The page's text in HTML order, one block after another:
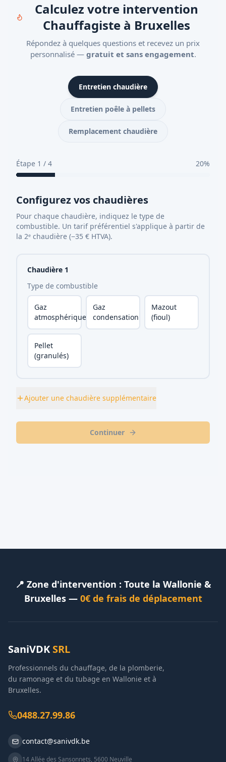
Calculez votre intervention
Chauffagiste à Bruxelles
Répondez à quelques questions et recevez un prix
personnalisé — gratuit et sans engagement.
Entretien chaudière
Entretien poêle à pellets
Remplacement chaudière
Étape 1 / 4 20%
Configurez vos chaudières
Pour chaque chaudière, indiquez le type de
combustible. Un tarif préférentiel s'applique à partir de
la 2ᵉ chaudière (−35 € HTVA).
Chaudière 1
Type de combustible
Gaz
atmosphérique
Gaz
condensation
Mazout
(fioul)
Pellet
(granulés)
Ajouter une chaudière supplémentaire
Continuer
📍 Zone d'intervention : Toute la Wallonie &
Bruxelles — 0€ de frais de déplacement
SaniVDK SRL
Professionnels du chauffage, de la plomberie,
du ramonage et du tubage en Wallonie et à
Bruxelles.
0488.27.99.86
contact@sanivdk.be
14 Allée des Sansonnets, 5600 Neuville